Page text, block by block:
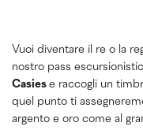
Vuoi diventare il re o la
nostro pass
Casies e raccogli un
quel punto ti
argento e oro come al